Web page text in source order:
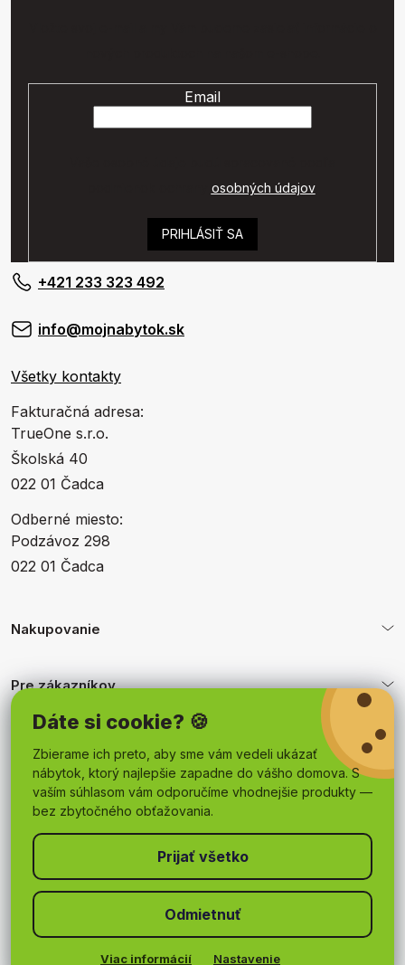
Dáte si cookie? 🍪
Zbierame ich preto, aby sme vám vedeli ukázať
nábytok, ktorý najlepšie zapadne do vášho domova. S
vaším súhlasom vám odporučíme vhodnejšie produkty —
bez zbytočného obťažovania.
Viac informácií Nastavenie
Odmietnuť
Email
osobných údajov.
PRIHLÁSIŤ SA
+421 233 323 492
info@mojnabytok.sk
Všetky kontakty
Fakturačná adresa:
TrueOne s.r.o.
Školská 40
022 01 Čadca
Odberné miesto:
Podzávoz 298
022 01 Čadca
Nakupovanie
Pre zákazníkov
mojnabytok.sk. Všetky práva vyhradené.
Upraviť nastavenie cookies